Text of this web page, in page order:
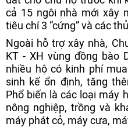
cả 15 ngôi nhà mới xây
tiêu chí 3 “cứng” và các
Ngoài hỗ trợ xây nhà,
KT - XH vùng đồng bào
nhiều hộ có kinh phí
sinh kế ổn định, tăng
Phổ biến là các loại máy
nông nghiệp, trồng và
máy phát cỏ, máy cưa,